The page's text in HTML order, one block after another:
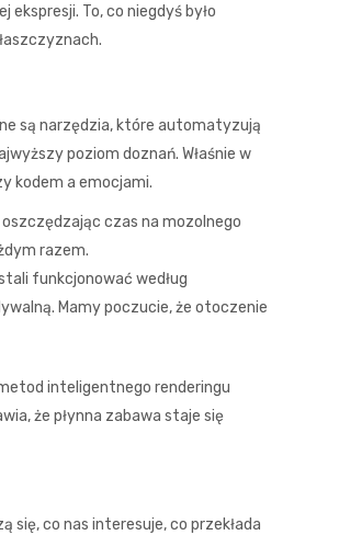
To, co niegdyś było
są narzędzia, które automatyzują
poziom doznań. Właśnie w
kodem a emocjami.
czas na mozolnego
razem.
funkcjonować według
Mamy poczucie, że otoczenie
inteligentnego renderingu
że płynna zabawa staje się
co nas interesuje, co przekłada